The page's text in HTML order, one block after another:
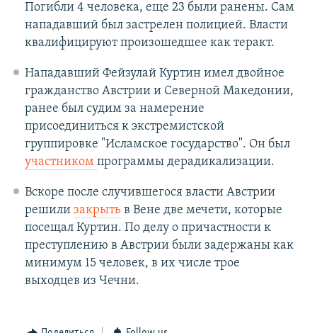
Погибли 4 человека, еще 23 были ранены. Сам
нападавший был застрелен полицией. Власти
квалифицируют произошедшее как теракт.
Нападавший Фейзулай Куртин имел двойное
гражданство Австрии и Северной Македонии,
ранее был судим за намерение
присоединиться к экстремистской
группировке "Исламское государство". Он был
участником программы дерадикализации.
Вскоре после случившегося власти Австрии
решили закрытьв Вене две мечети, которые
посещал Куртин. По делу о причастности к
преступлению в Австрии были задержаны как
минимум 15 человек, в их числе трое
выходцев из Чечни.